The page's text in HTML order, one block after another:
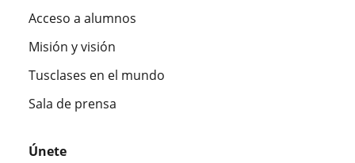
Acceso a alumnos
Misión y visión
Tusclases en el mundo
Sala de prensa
Únete